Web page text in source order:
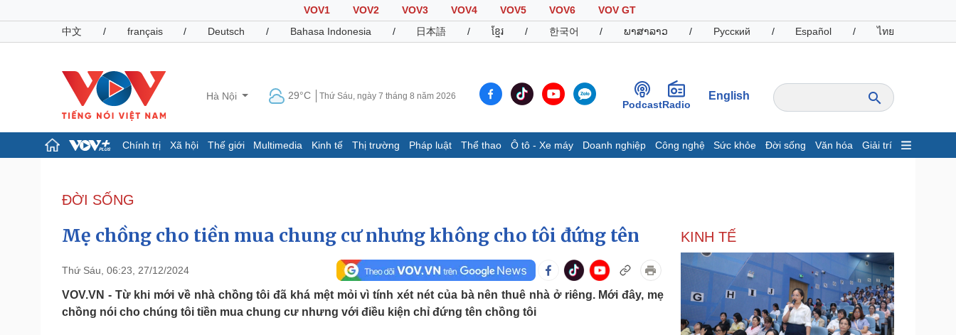
VOV1 VOV2 VOV3 VOV4 VOV5 VOV6
VOV GT
中文
/ français / Deutsch / Bahasa Indonesia / 日本語 / ខ្មែរ / 한국어 / ພາສາລາວ / Русский / Español / ไทย
Hà Nội 29°C Thứ Sáu, ngày 7 tháng 8 năm 2026
PodcastRadio
English
Chính trị Xã hội Thế giới Multimedia Kinh tế Thị trường Pháp luật Thể thao Ô tô - Xe máy Doanh nghiệp Công nghệ Sức khỏe Đời sống Văn hóa Giải trí
Đảng
Tổ chức nhân sự
Nhận diện sự thật
Giáo dục
Dấu ấn VOV
Infographic
Giá cà phê
Pháp luật
Vụ án
Quân sự - Quốc phòng
Vũ khí
Thể thao
Bóng đá
Ô tô - Xe máy
Ô tô
Doanh nghiệp
Thông tin doanh nghiệp
Doanh nghiệp 24h
Công nghệ
Sành điệu
Tin Công nghệ
ĐỜI SỐNG
Mẹ chồng cho tiền mua chung cư nhưng không cho tôi đứng tên
Thứ Sáu, 06:23, 27/12/2024
VOV.VN - Từ khi mới về nhà chồng tôi đã khá mệt mỏi vì tính xét nét của bà nên thuê nhà ở riêng. Mới đây, mẹ
chồng nói cho chúng tôi tiền mua chung cư nhưng với điều kiện chỉ đứng tên chồng tôi
KINH TẾ